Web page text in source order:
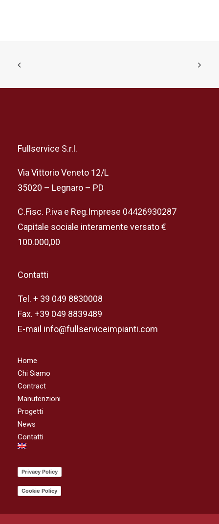
Fullservice S.r.l.
Via Vittorio Veneto 12/L
35020 – Legnaro – PD
C.Fisc. P.iva e Reg.Imprese 04426930287
Capitale sociale interamente versato €
100.000,00
Contatti
Tel. + 39 049 8830008
Fax. +39 049 8839489
E-mail info@fullserviceimpianti.com
Home
Chi Siamo
Contract
Manutenzioni
Progetti
News
Contatti
Privacy Policy
Cookie Policy